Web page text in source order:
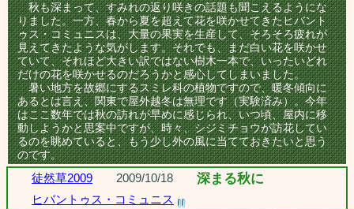
秋も深まって、すみれの返り咲きの話題も聞こえるようにな
りました。一方、春から夏を超えて花を咲かせてきたヒバント
ゥス・コミュニスは、大量の果実を生産して、そろそろ疲れが
見えてきたような気がします。それでも、まだ白い花を咲かせ
ていて、それほど大きい訳ではない樹木一本で、いったいどれ
だけの花を咲かせるのだろうかと感心してしまいました。
暑い地方を故郷にするスミレ科の植物ですので、暖冬傾向に
あるとは言え、関東で屋外越冬は無理です（実験済み）。今年
はここ数年では秋の訪れが早めに感じられ、いつ頃、屋内に移
動しようかと思案中ですが、時々、シジミチョウが訪花してい
るのを眺めていると、もう少し外の風に当てておきたいと思う
のです。
徒然草2009 2009/10/18 深まる秋に
ヒバントゥス・コミュニス